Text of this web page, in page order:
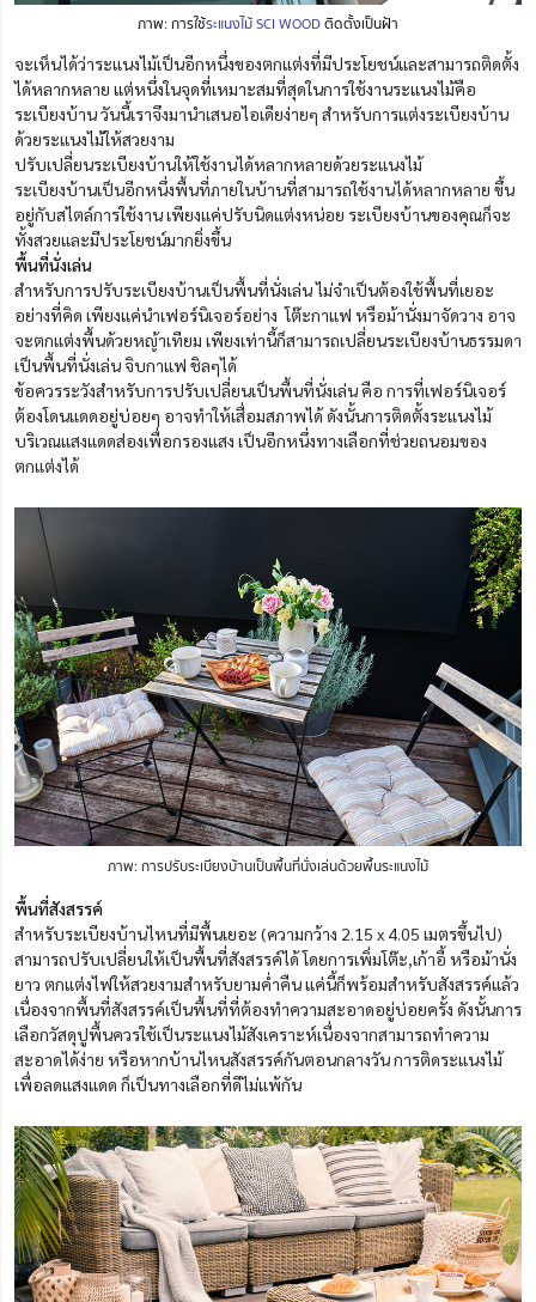
ภาพ: การใช้ระแนงไม้ SCI WOODติดตั้งเป็นฝ้า
จะเห็นได้ว่าระแนงไม้เป็นอีกหนึ่งของตกแต่งที่มีประโยชน์และสามารถติดตั้ง
ได้หลากหลาย แต่หนึ่งในจุดที่เหมาะสมที่สุดในการใช้งานระแนงไม้คือ
ระเบียงบ้าน วันนี้เราจึงมานำเสนอไอเดียง่ายๆ สำหรับการแต่งระเบียงบ้าน
ด้วยระแนงไม้ให้สวยงาม
ปรับเปลี่ยนระเบียงบ้านให้ใช้งานได้หลากหลายด้วยระแนงไม้
ระเบียงบ้านเป็นอีกหนึ่งพื้นที่ภายในบ้านที่สามารถใช้งานได้หลากหลาย ขึ้น
อยู่กับสไตล์การใช้งาน เพียงแค่ปรับนิดแต่งหน่อย ระเบียงบ้านของคุณก็จะ
ทั้งสวยและมีประโยชน์มากยิ่งขึ้น
พื้นที่นั่งเล่น
สำหรับการปรับระเบียงบ้านเป็นพื้นที่นั่งเล่น ไม่จำเป็นต้องใช้พื้นที่เยอะ
อย่างที่คิด เพียงแค่นำเฟอร์นิเจอร์อย่าง โต๊ะกาแฟ หรือม้านั่งมาจัดวาง อาจ
จะตกแต่งพื้นด้วยหญ้าเทียม เพียงเท่านี้ก็สามารถเปลี่ยนระเบียงบ้านธรรมดา
เป็นพื้นที่นั่งเล่น จิบกาแฟ ชิลๆได้
ข้อควรระวังสำหรับการปรับเปลี่ยนเป็นพื้นที่นั่งเล่น คือ การที่เฟอร์นิเจอร์
ต้องโดนแดดอยู่บ่อยๆ อาจทำให้เสื่อมสภาพได้ ดังนั้นการติดตั้งระแนงไม้
บริเวณแสงแดดส่องเพื่อกรองแสง เป็นอีกหนึ่งทางเลือกที่ช่วยถนอมของ
ตกแต่งได้
ภาพ: การปรับระเบียงบ้านเป็นพื้นที่นั่งเล่นด้วยพื้นระแนงไม้
พื้นที่สังสรรค์
สำหรับระเบียงบ้านไหนที่มีพื้นเยอะ (ความกว้าง 2.15 x 4.05 เมตรขึ้นไป)
สามารถปรับเปลี่ยนให้เป็นพื้นที่สังสรรค์ได้ โดยการเพิ่มโต๊ะ,เก้าอี้ หรือม้านั่ง
ยาว ตกแต่งไฟให้สวยงามสำหรับยามค่ำคืน แค่นี้ก็พร้อมสำหรับสังสรรค์แล้ว
เนื่องจากพื้นที่สังสรรค์เป็นพื้นที่ที่ต้องทำความสะอาดอยู่บ่อยครั้ง ดังนั้นการ
เลือกวัสดุปูพื้นควรใช้เป็นระแนงไม้สังเคราะห์เนื่องจากสามารถทำความ
สะอาดได้ง่าย หรือหากบ้านไหนสังสรรค์กันตอนกลางวัน การติดระแนงไม้
เพื่อลดแสงแดด ก็เป็นทางเลือกที่ดีไม่แพ้กัน